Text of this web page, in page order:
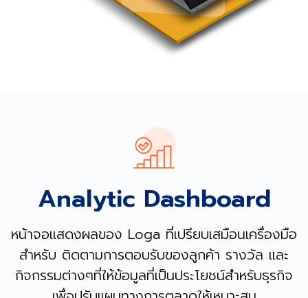
Analytic Dashboard
หน้าจอแสดงผลของ Loga ที่เปรียบเสมือนเครื่องมือ
สำหรับ ติดตามการตอบรับของลูกค้า รางวัล และ
กิจกรรมต่างๆที่ให้ข้อมูลที่เป็นประโยชน์สำหรับธุรกิจ